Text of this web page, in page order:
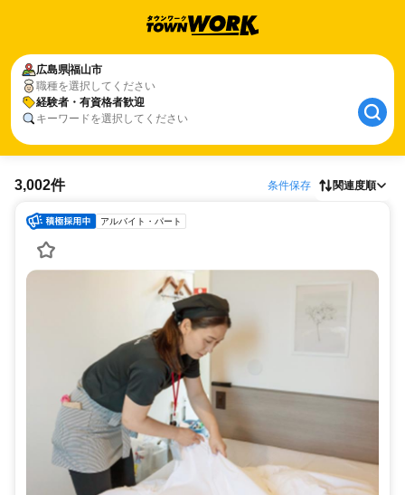
広島県福山市
職種を選択してください
経験者・有資格者歓迎
キーワードを選択してください
3,002件 条件保存 関連度順
アルバイト・パート